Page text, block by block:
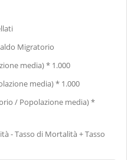
Migratorio
media) * 1.000
media) * 1.000
/ Popolazione media) *
- Tasso di Mortalità + Tasso